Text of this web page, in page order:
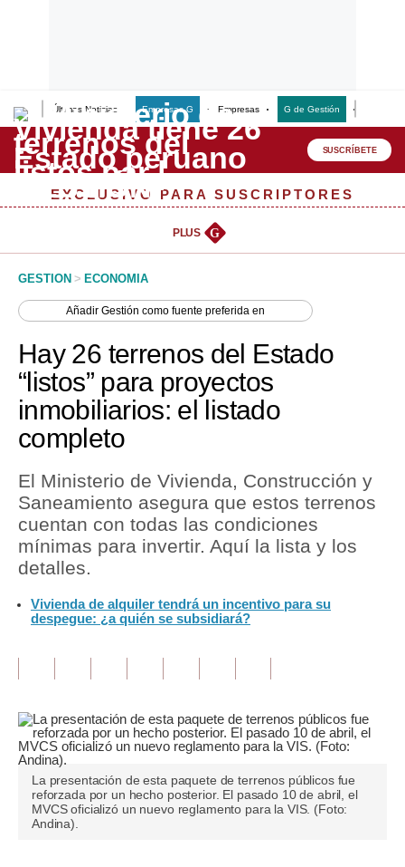
Últimas Noticias Empresas G Empresas G de Gestión
Lo último
Peru Quiosco
Management & Empleo
Perú
Política
Tu Dinero
Finanzas Personales
Inmobiliarias
Plus G
Editorial
Pregunta de hoy
Tendencias
Lujo
Viajes
SUSCRÍBETE
EXCLUSIVO PARA SUSCRIPTORES
PLUS G
GESTION > ECONOMIA
AñadirGestión como fuente preferida en
Hay 26 terrenos del Estado
“listos” para proyectos
inmobiliarios: el listado
completo
El Ministerio de Vivienda, Construcción y
Saneamiento asegura que estos terrenos
cuentan con todas las condiciones
mínimas para invertir. Aquí la lista y los
detalles.
Vivienda de alquiler tendrá un incentivo para su
despegue: ¿a quién se subsidiará?
La presentación de esta paquete de terrenos públicos fue
reforzada por un hecho posterior. El pasado 10 de abril, el
MVCS oficializó un nuevo reglamento para la VIS. (Foto:
Andina).